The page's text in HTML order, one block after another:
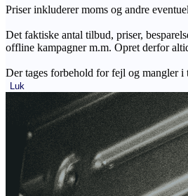
Priser inkluderer moms og andre
Det faktiske antal tilbud, priser,
offline kampagner m.m. Opret derfor
Der tages forbehold for fejl og mangler i
Luk